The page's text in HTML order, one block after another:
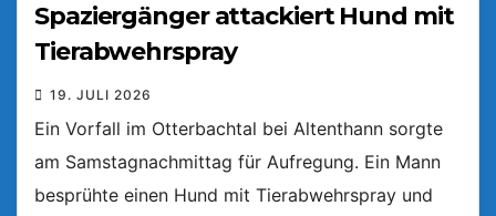
Spaziergänger attackiert Hund mit
Tierabwehrspray
19. JULI 2026
Ein Vorfall im Otterbachtal bei Altenthann sorgte
am Samstagnachmittag für Aufregung. Ein Mann
besprühte einen Hund mit Tierabwehrspray und